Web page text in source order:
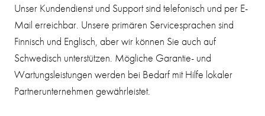
Unser Kundendienst und Support sind telefonisch und per E-
Mail erreichbar. Unsere primären Servicesprachen sind
Finnisch und Englisch, aber wir können Sie auch auf
Schwedisch unterstützen. Mögliche Garantie- und
Wartungsleistungen werden bei Bedarf mit Hilfe lokaler
Partnerunternehmen gewährleistet.